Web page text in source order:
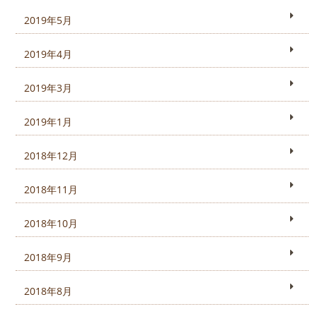
2019年5月
2019年4月
2019年3月
2019年1月
2018年12月
2018年11月
2018年10月
2018年9月
2018年8月